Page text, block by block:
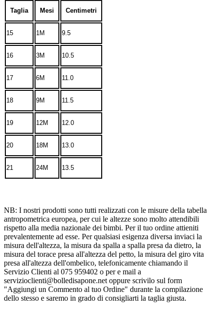
Taglia Mesi Centimetri
15 1M 9.5
16 3M 10.5
17 6M 11.0
18 9M 11.5
19 12M 12.0
20 18M 13.0
21 24M 13.5
NB: I nostri prodotti sono tutti realizzati con le misure della tabella
antropometrica europea, per cui le altezze sono molto attendibili
rispetto alla media nazionale dei bimbi. Per il tuo ordine attieniti
prevalentemente ad esse. Per qualsiasi esigenza diversa inviaci la
misura dell'altezza, la misura da spalla a spalla presa da dietro, la
misura del torace presa all'altezza del petto, la misura del giro vita
presa all'altezza dell'ombelico, telefonicamente chiamando il
Servizio Clienti al 075 959402 o per e mail a
servizioclienti@bolledisapone.net oppure scrivilo sul form
"Aggiungi un Commento al tuo Ordine" durante la compilazione
dello stesso e saremo in grado di consigliarti la taglia giusta.